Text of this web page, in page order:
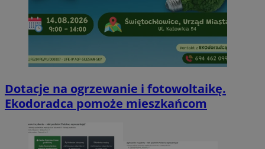
Dotacje na ogrzewanie i fotowoltaikę.
Ekodoradca pomoże mieszkańcom